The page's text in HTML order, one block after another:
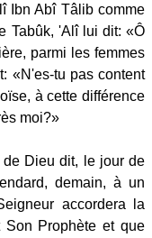
Ibn Abî Tâlib comme
Tabûk, 'Alî lui dit: «Ô
parmi les femmes
«N'es-tu pas content
à cette différence
moi?»
Dieu dit, le jour de
demain, à un
accordera la
Prophète et que